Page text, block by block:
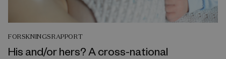
FORSKNINGSRAPPORT
His and/or hers? A cross-national